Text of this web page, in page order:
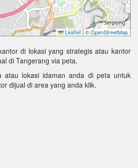
Leaflet |©OpenStreetMap
di lokasi yang strategis atau kantor
di Tangerang via peta.
atau lokasi idaman anda di peta untuk
dijual di area yang anda klik.